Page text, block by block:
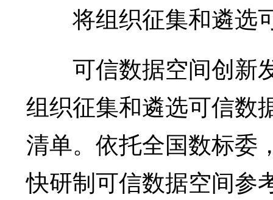
将组织征集和遴选
可信数据空间创新
组织征集和遴选可信数
清单。依托全国数标委
快研制可信数据空间参